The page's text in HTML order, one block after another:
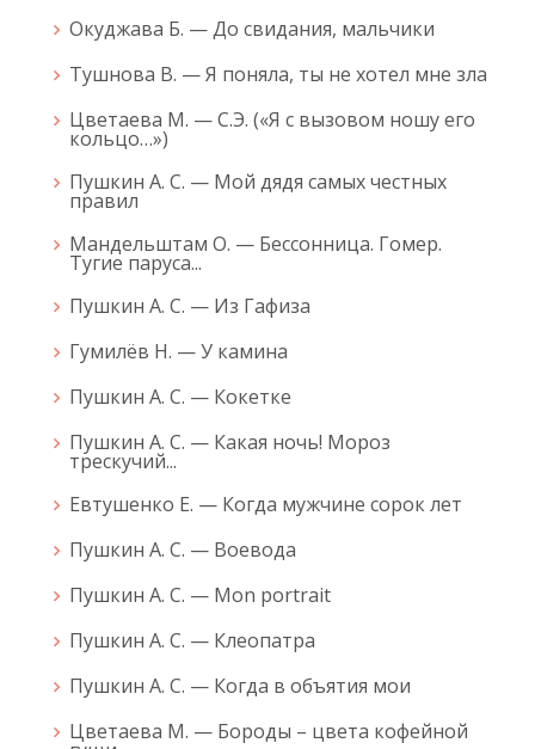
Окуджава Б. — До свидания, мальчики
Тушнова В. — Я поняла, ты не хотел мне зла
Цветаева М. — С.Э. («Я с вызовом ношу его
кольцо…»)
Пушкин А. С. — Мой дядя самых честных
правил
Мандельштам О. — Бессонница. Гомер.
Тугие паруса...
Пушкин А. С. — Из Гафиза
Гумилёв Н. — У камина
Пушкин А. С. — Кокетке
Пушкин А. С. — Какая ночь! Мороз
трескучий...
Евтушенко Е. — Когда мужчине сорок лет
Пушкин А. С. — Воевода
Пушкин А. С. — Mon portrait
Пушкин А. С. — Клеопатра
Пушкин А. С. — Когда в объятия мои
Цветаева М. — Бороды – цвета кофейной